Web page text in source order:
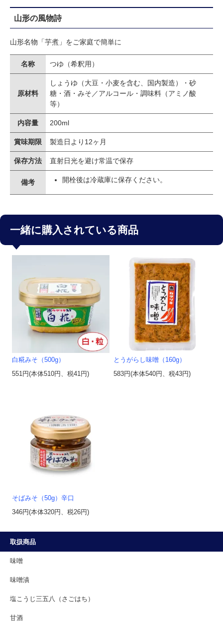
山形の風物詩
山形名物「芋煮」をご家庭で簡単に
名称 つゆ（希釈用）
原材料
しょうゆ（大豆・小麦を含む、国内製造）・砂
糖・酒・みそ／アルコール・調味料（アミノ酸
等）
内容量 200ml
賞味期限 製造日より12ヶ月
保存方法 直射日光を避け常温で保存
備考 開栓後は冷蔵庫に保存ください。
一緒に購入されている商品
白糀みそ（500g）
551円(本体510円、税41円)
とうがらし味噌（160g）
583円(本体540円、税43円)
そばみそ（50g）辛口
346円(本体320円、税26円)
取扱商品
味噌
味噌漬
塩こうじ三五八（さごはち）
甘酒